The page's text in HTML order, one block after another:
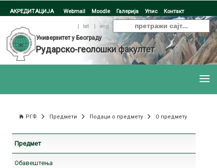
АКРЕДИТАЦИЈА Webmail Moodle Галерија Упис Контакт
| lat |
eng
Универзитет у Београду
Рударско-геолошки факултет
РГФ Предмети Подаци о предмету О предмету
Предмет
Обавештења